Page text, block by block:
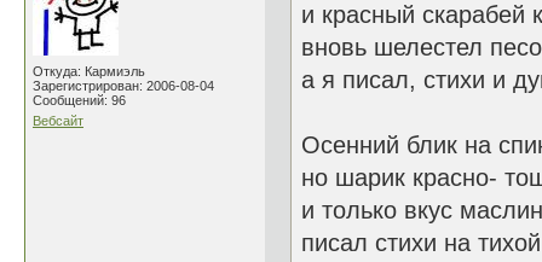
Откуда: Кармиэль
Зарегистрирован: 2006-08-04
Сообщений: 96
Вебсайт
и красный скарабей
вновь шелестел
а я писал, стихи и
Осенний блик на
но шарик красно-
и только вкус
писал стихи на